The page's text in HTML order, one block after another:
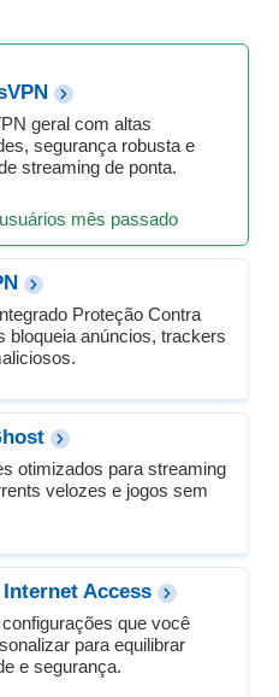
geral com altas
segurança robusta e
streaming de ponta.
mês passado
Proteção Contra
bloqueia anúncios, trackers
otimizados para streaming
velozes e jogos sem
Access
que você
para equilibrar
e segurança.